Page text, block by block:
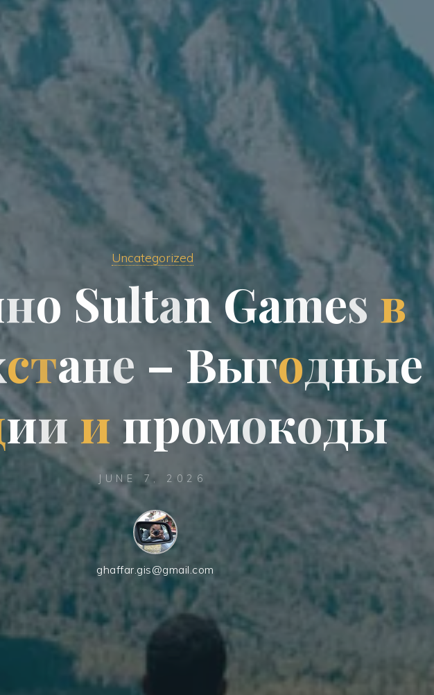
Uncategorized
но SultanGam
mes в
стан
не – Вы
ыгодные
ии и промокоды
JUNE 7, 2026
ghaffar.gis@gmail.com